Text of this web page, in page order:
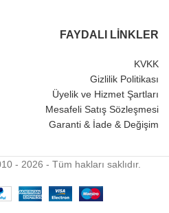
FAYDALI LINKLER
KVKK
Gizlilik Politikası
Üyelik ve Hizmet Şartları
Mesafeli Satış Sözleşmesi
Garanti & İade & Değişim
- 2026 - Tüm hakları saklıdır.